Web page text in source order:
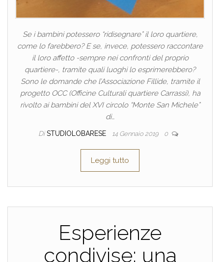
Se i bambini potessero “ridisegnare” il loro quartiere,
come lo farebbero? E se, invece, potessero raccontare
il loro affetto -sempre nei confronti del proprio
quartiere-, tramite quali luoghi lo esprimerebbero?
Sono le domande che l’Associazione Fillide, tramite il
progetto OCC (Officine Culturali quartiere Carrassi), ha
rivolto ai bambini del XVI circolo “Monte San Michele”
di…
Di STUDIOLOBARESE 14 Gennaio 2019 0
Leggi tutto
Esperienze
condivise: una